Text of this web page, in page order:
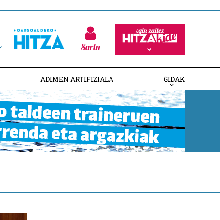
Sartu
ADIMEN ARTIFIZIALA GIDAK